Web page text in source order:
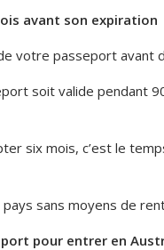
avant son expiration
votre passeport avant
soit valide pendant
six mois, c’est le
sans moyens de
pour entrer en